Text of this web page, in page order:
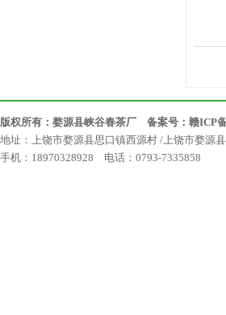
版权所有：婺源县峡谷春茶厂 备案号： 赣ICP
地址：上饶市婺源县思口镇西源村 /上饶市婺源
手机：18970328928 电话：0793-7335858